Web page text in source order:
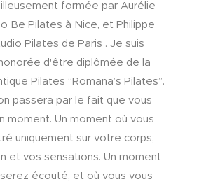
formée par Aurélie
Be Pilates à Nice, et Philippe
Pilates de Paris . Je suis
d'être diplômée de la
Pilates “Romana’s Pilates”.
passera par le fait que vous
moment. Un moment où vous
uniquement sur votre corps,
et vos sensations. Un moment
écouté, et où vous vous